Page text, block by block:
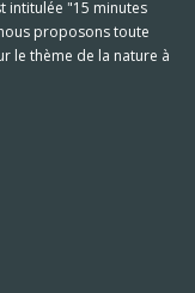
intitulée "15 minutes
proposons toute
le thème de la nature à